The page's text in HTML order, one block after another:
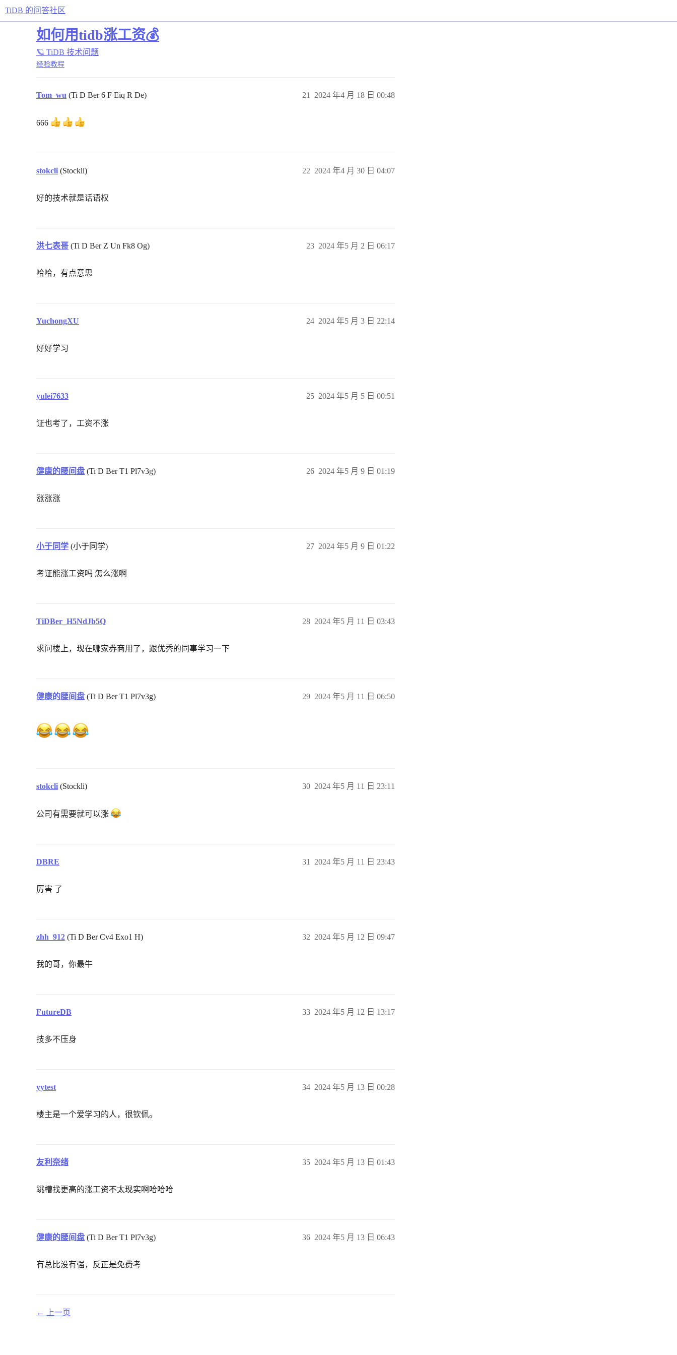
TiDB 的问答社区
如何用tidb涨工资💰
🪐 TiDB 技术问题
经验教程
Tom_wu (Ti D Ber 6 F Eiq R De) 2024 年4 月 18 日 00:48
21
666
stokcli (Stockli) 2024 年4 月 30 日 04:07
22
好的技术就是话语权
洪七表哥 (Ti D Ber Z Un Fk8 Og) 2024 年5 月 2 日 06:17
23
哈哈，有点意思
YuchongXU 2024 年5 月 3 日 22:14
24
好好学习
yulei7633 2024 年5 月 5 日 00:51
25
证也考了，工资不涨
健康的腰间盘 (Ti D Ber T1 Pl7v3g) 2024 年5 月 9 日 01:19
26
涨涨涨
小于同学 (小于同学) 2024 年5 月 9 日 01:22
27
考证能涨工资吗 怎么涨啊
TiDBer_H5NdJb5Q 2024 年5 月 11 日 03:43
28
求问楼上，现在哪家券商用了，跟优秀的同事学习一下
健康的腰间盘 (Ti D Ber T1 Pl7v3g) 2024 年5 月 11 日 06:50
29
stokcli (Stockli) 2024 年5 月 11 日 23:11
30
公司有需要就可以涨
DBRE 2024 年5 月 11 日 23:43
31
厉害 了
zhh_912 (Ti D Ber Cv4 Exo1 H) 2024 年5 月 12 日 09:47
32
我的哥，你最牛
FutureDB 2024 年5 月 12 日 13:17
33
技多不压身
yytest 2024 年5 月 13 日 00:28
34
楼主是一个爱学习的人，很钦佩。
友利奈绪 2024 年5 月 13 日 01:43
35
跳槽找更高的涨工资不太现实啊哈哈哈
健康的腰间盘 (Ti D Ber T1 Pl7v3g) 2024 年5 月 13 日 06:43
36
有总比没有强，反正是免费考
← 上一页